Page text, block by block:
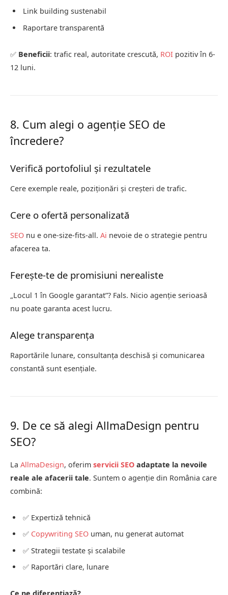
Link building sustenabil
Raportare transparentă
✅ Beneficii: trafic real, autoritate crescută, ROI pozitiv în 6-
12 luni.
8. Cum alegi o agenție SEO de
încredere?
Verifică portofoliul și rezultatele
Cere exemple reale, poziționări și creșteri de trafic.
Cere o ofertă personalizată
SEO nu e one-size-fits-all. Ai nevoie de o strategie pentru
afacerea ta.
Ferește-te de promisiuni nerealiste
„Locul 1 în Google garantat”? Fals. Nicio agenție serioasă
nu poate garanta acest lucru.
Alege transparența
Raportările lunare, consultanța deschisă și comunicarea
constantă sunt esențiale.
9. De ce să alegi AllmaDesign pentru
SEO?
La AllmaDesign, oferim servicii SEO adaptate la nevoile
reale ale afacerii tale. Suntem o agenție din România care
combină:
✅ Expertiză tehnică
✅ Copywriting SEO uman, nu generat automat
✅ Strategii testate și scalabile
✅ Raportări clare, lunare